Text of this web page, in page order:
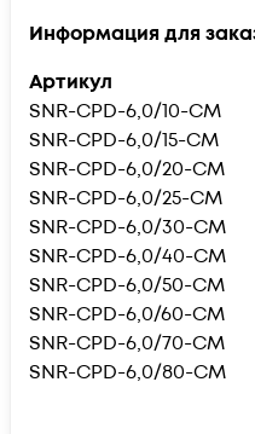
Информация для
Артикул
SNR-CPD-6,0/10-CM
SNR-CPD-6,0/15-CM
SNR-CPD-6,0/20-CM
SNR-CPD-6,0/25-CM
SNR-CPD-6,0/30-CM
SNR-CPD-6,0/40-CM
SNR-CPD-6,0/50-CM
SNR-CPD-6,0/60-CM
SNR-CPD-6,0/70-CM
SNR-CPD-6,0/80-CM